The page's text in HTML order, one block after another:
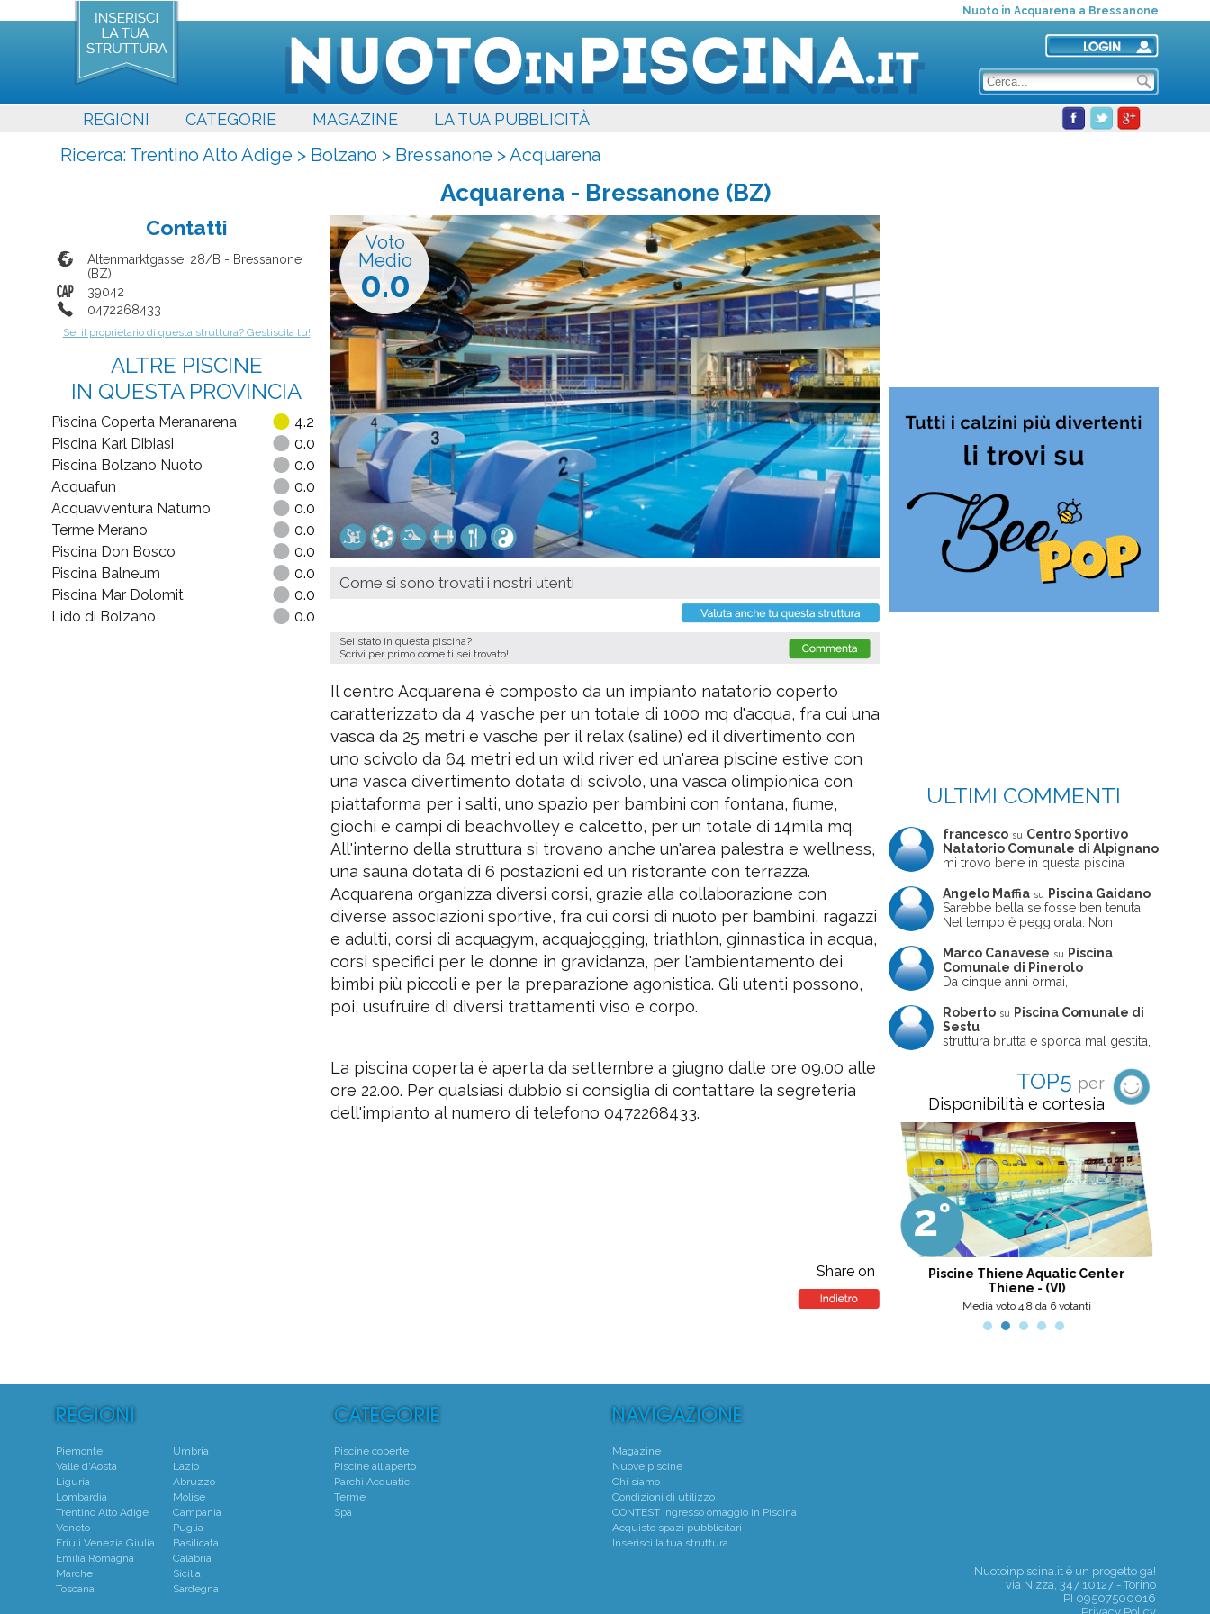
Nuoto in Acquarena a Bressanone
REGIONI CATEGORIE MAGAZINE LA TUA PUBBLICITÀ
Ricerca: Trentino Alto Adige > Bolzano > Bressanone >Acquarena
Acquarena- Bressanone (BZ)
Voto
Medio
0.0
Come si sono trovati i nostri utenti
Sei stato in questa piscina?
Scrivi per primo come ti sei trovato!
Il centro Acquarena è composto da un impianto natatorio coperto
caratterizzato da 4 vasche per un totale di 1000 mq d'acqua, fra cui una
vasca da 25 metri e vasche per il relax (saline) ed il divertimento con
uno scivolo da 64 metri ed un wild river ed un'area piscine estive con
una vasca divertimento dotata di scivolo, una vasca olimpionica con
piattaforma per i salti, uno spazio per bambini con fontana, fiume,
giochi e campi di beachvolley e calcetto, per un totale di 14mila mq.
All'interno della struttura si trovano anche un'area palestra e wellness,
una sauna dotata di 6 postazioni ed un ristorante con terrazza.
Acquarena organizza diversi corsi, grazie alla collaborazione con
diverse associazioni sportive, fra cui corsi di nuoto per bambini, ragazzi
e adulti, corsi di acquagym, acquajogging, triathlon, ginnastica in acqua,
corsi specifici per le donne in gravidanza, per l'ambientamento dei
bimbi più piccoli e per la preparazione agonistica. Gli utenti possono,
poi, usufruire di diversi trattamenti viso e corpo.
La piscina coperta è aperta da settembre a giugno dalle ore 09.00 alle
ore 22.00. Per qualsiasi dubbio si consiglia di contattare la segreteria
dell'impianto al numero di telefono 0472268433.
Share on
Contatti
Altenmarktgasse, 28/B - Bressanone
(BZ)
39042
0472268433
Sei il proprietario di questa struttura? Gestiscila tu!
ALTRE PISCINE
IN QUESTA PROVINCIA
Piscina Coperta Meranarena
4.2
Piscina Karl Dibiasi
0.0
Piscina Bolzano Nuoto
0.0
Acquafun
0.0
Acquavventura Naturno
0.0
Terme Merano
0.0
Piscina Don Bosco
0.0
Piscina Balneum
0.0
Piscina Mar Dolomit
0.0
Lido di Bolzano
0.0
ULTIMI COMMENTI
francesco su Centro Sportivo
Natatorio Comunale di Alpignano
mi trovo bene in questa piscina
Angelo Maffia su
Piscina Gaidano
Sarebbe bella se fosse ben tenuta.
Nel tempo è peggiorata. Non
ne usciva insieme a me non ha
ritrovato le sue scarpe! Peccato
perché potrebbe essere un'ottima
frequentata non magnificamente
Marco Canavese su
Piscina
Comunale di Pinerolo
Da cinque anni ormai,
pomeriggio trascorro cinque-sei ore
in questa magnifica piscina con i miei
due figli che sono letteralmente
piccola, un po' in vasca grande, negli
spazi riservati al nuoto libero,
giochiamo, nuotiamo e facciamo
apnea insieme (sono stato assistente
bagnanti ed istruttore di nuoto in
gioventù, ora lo faccio per loro
come papà). Si tratta di una struttura
molto accogliente, pulita, bella,
gestita da personale di grande
professionalità, umanità e cortesia.
Ottima scelta, nel pinerolese il
meglio, secondo me.
Roberto su
Piscina Comunale di
Sestu
struttura brutta e sporca mal gestita,
poco professionale. la sconsiglio a
tutti coloro che amano le cose fatte
seriamente poiché é tutto
improvvisato
TOP5 per
Disponibilità e cortesia
Centro Natatorio Santini
Media voto 5,0 da 6 votanti
2°
Piscine Thiene Aquatic Center
Thiene - (VI)
Media voto 4,8 da 6 votanti
Piemonte
Valle d'Aosta
Liguria
Lombardia
Trentino Alto Adige
Veneto
Friuli Venezia Giulia
Emilia Romagna
Marche
Toscana
Umbria
Lazio
Abruzzo
Molise
Campania
Puglia
Basilicata
Calabria
Sicilia
Sardegna
Piscine coperte
Piscine all'aperto
Parchi Acquatici
Terme
Spa
Magazine
Nuove piscine
Chi siamo
Condizioni di utilizzo
CONTEST ingresso omaggio in Piscina
Acquisto spazi pubblicitari
Inserisci la tua struttura
Nuotoinpiscina.it è un progetto ga!
via Nizza, 347 10127 - Torino
PI 09507500016